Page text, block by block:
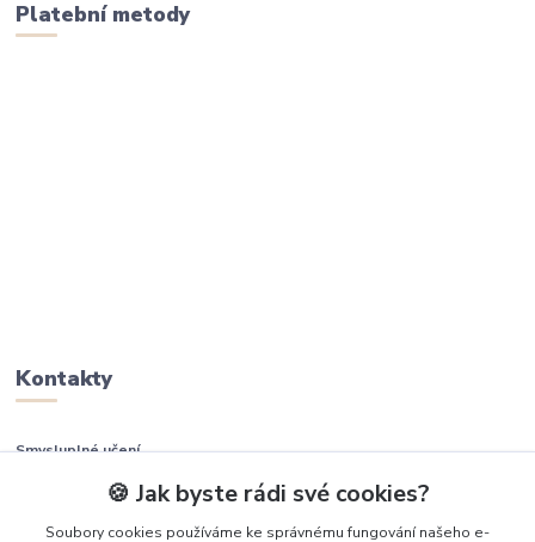
Platební metody
Kontakty
Smysluplné učení
+420 737 937 936🍪 Jak byste rádi své cookies?
Soubory cookies používáme ke správnému fungování našeho e-